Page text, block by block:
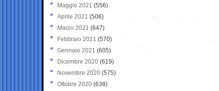
Maggio 2021 (556)
Aprile 2021 (506)
Marzo 2021 (647)
Febbraio 2021 (570)
Gennaio 2021 (605)
Dicembre 2020 (619)
Novembre 2020 (575)
Ottobre 2020 (638)